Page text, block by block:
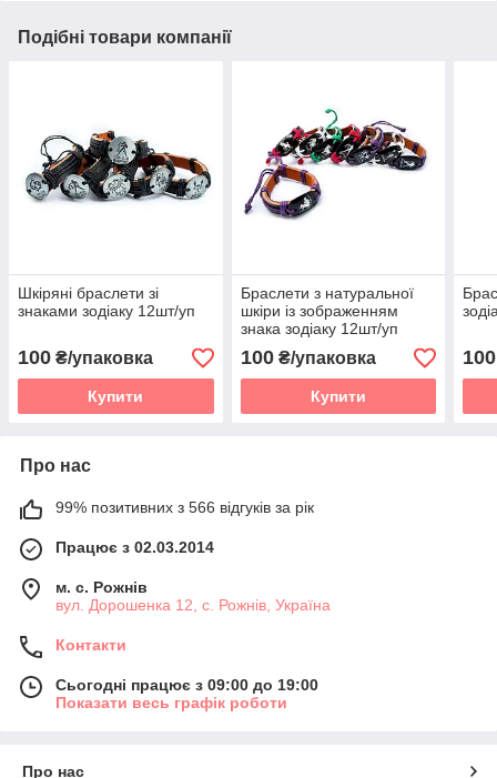
Подібні товари компанії
Шкіряні браслети зі
знаками зодіаку 12шт/уп
100 ₴/упаковка
Купити
Браслети з натуральної
шкіри із зображенням
знака зодіаку 12шт/уп
100₴/упаковка
Купити
100
Про нас
99% позитивних з 566 відгуків за рік
Працює з 02.03.2014
м. с. Рожнів
вул. Дорошенка 12, с. Рожнів, Україна
Контакти
Сьогодні працює з 09:00 до 19:00
Показати весь графік роботи
Про нас